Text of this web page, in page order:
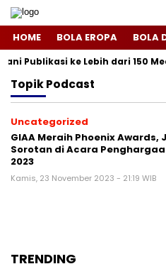
HOME BOLA EROPA BOLA
Publikasi ke Lebih dari 150
TopikPodcast
Uncategorized
GIAA Meraih Phoenix Awards,
Sorotan di Acara
2023
Kamis, 23 November 2023 - 21:19 WIB
TRENDING